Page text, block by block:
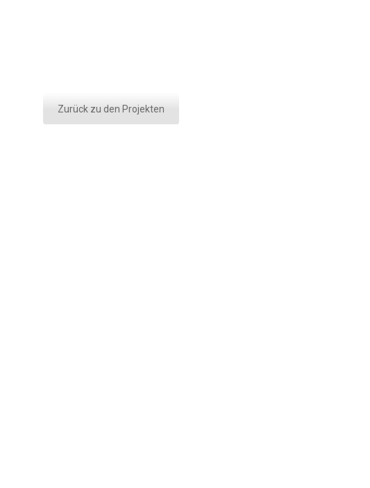
Zurück zu den Projekten